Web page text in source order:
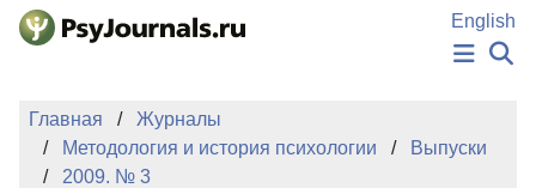
Перейти к основному содержанию
English
НОВОСТИ
АВТОРЫ
Главная
Журналы
Методология и история психологии
Выпуски
2009. № 3